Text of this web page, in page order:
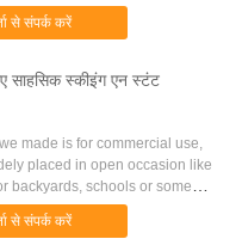
for choosen Certification:
से संपर्क करें
साहसिक स्कीइंग एन स्टंट
made is for commercial use,
placed in open occasion like
backyards, schools or some
etc; Adults will enjoy
...से संपर्क करें